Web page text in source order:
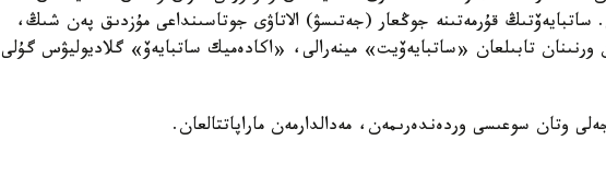
ساتبايەۆتىڭ قۇرمەتىنە جوڭعار (جەتىسۋ) الاتاۋى جوتاسىنداعى مۇزدىق پەن شىڭ،
ورنىنان تابىلعان «ساتبايەۆيت» مينەرالى، «اكادەميك ساتبايەۆ» گلاديوليۋس گۇلى